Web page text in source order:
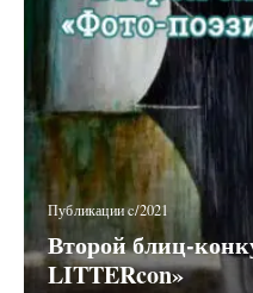
Публикации c/2021
Второй блиц-
LITTERcon»